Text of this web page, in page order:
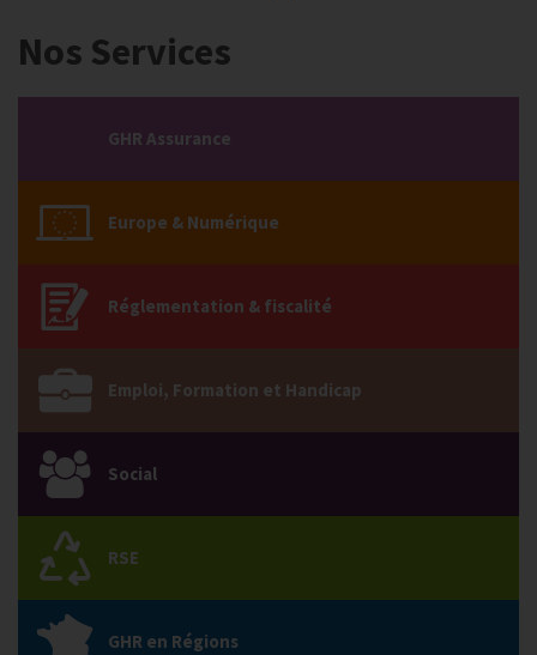
Nos Services
GHR Assurance
Europe & Numérique
Réglementation & fiscalité
Emploi, Formation et Handicap
Social
RSE
GHR en Régions